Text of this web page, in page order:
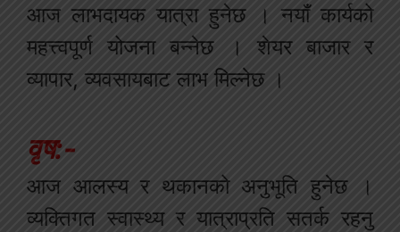
आज लाभदायक यात्रा हुनेछ । नयाँ कार्यको
महत्त्वपूर्ण योजना बन्नेछ । शेयर बाजार र
व्यापार, व्यवसायबाट लाभ मिल्नेछ ।
वृष:-
आज आलस्य र थकानको अनुभूति हुनेछ ।
व्यक्तिगत स्वास्थ्य र यात्राप्रति सतर्क रहनु